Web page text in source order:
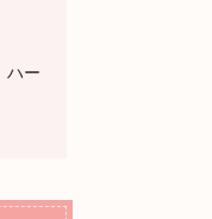
ハー